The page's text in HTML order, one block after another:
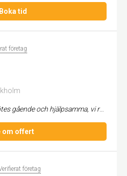
Boka tid
företag
gående och hjälpsamma, vi rekommenderar!
om offert
företag